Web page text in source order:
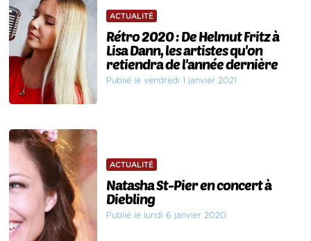
ACTUALITÉ
Rétro 2020 : De Helmut Fritz à
Lisa Dann, les artistes qu'on
retiendra de l'année dernière
Publié le vendredi 1 janvier 2021
ACTUALITÉ
Natasha St-Pier en concert à
Diebling
Publié le lundi 6 janvier 2020